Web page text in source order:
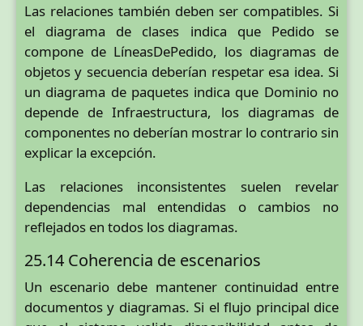
Las relaciones también deben ser compatibles. Si
el diagrama de clases indica que Pedido se
compone de LíneasDePedido, los diagramas de
objetos y secuencia deberían respetar esa idea. Si
un diagrama de paquetes indica que Dominio no
depende de Infraestructura, los diagramas de
componentes no deberían mostrar lo contrario sin
explicar la excepción.
Las relaciones inconsistentes suelen revelar
dependencias mal entendidas o cambios no
reflejados en todos los diagramas.
25.14 Coherencia de escenarios
Un escenario debe mantener continuidad entre
documentos y diagramas. Si el flujo principal dice